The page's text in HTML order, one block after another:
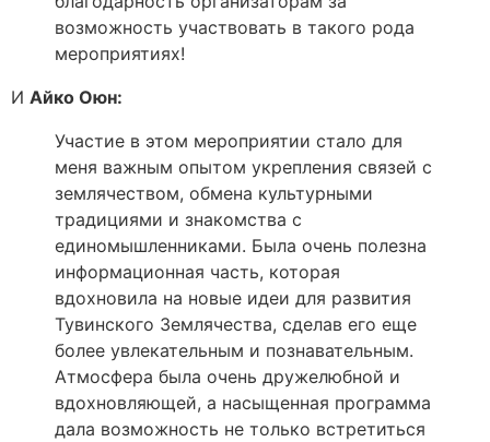
возможность участвовать в такого рода
мероприятиях!
И Айко Оюн:
Участие в этом мероприятии стало для
меня важным опытом укрепления связей с
землячеством, обмена культурными
традициями и знакомства с
единомышленниками. Была очень полезна
информационная часть, которая
вдохновила на новые идеи для развития
Тувинского Землячества, сделав его еще
более увлекательным и познавательным.
Атмосфера была очень дружелюбной и
вдохновляющей, а насыщенная программа
дала возможность не только встретиться